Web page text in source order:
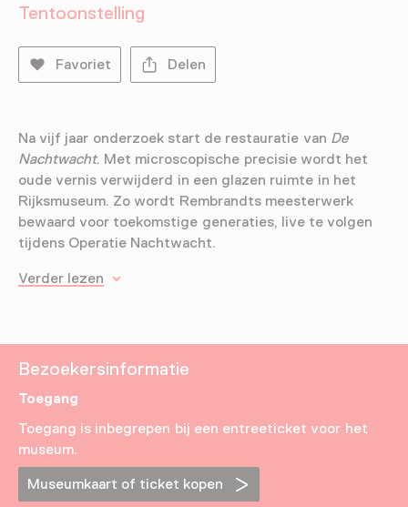
Tentoonstelling
Favoriet Delen
Na vijf jaar onderzoek start de restauratie van De
Nachtwacht. Met microscopische precisie wordt het
oude vernis verwijderd in een glazen ruimte in het
Rijksmuseum. Zo wordt Rembrandts meesterwerk
bewaard voor toekomstige generaties, live te volgen
tijdens Operatie Nachtwacht.
Verder lezen
Bezoekersinformatie
Toegang
Toegang is inbegrepen bij een entreeticket voor het
museum.
Museumkaart of ticket kopen